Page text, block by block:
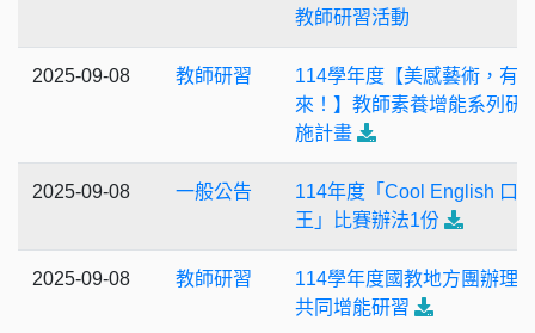
教師研習活動
2025-09-08 教師研習
114學年度【美感藝術，有
來！】教師素養增能系列研
施計畫
2025-09-08 一般公告
114年度「Cool English 口
王」比賽辦法1份
2025-09-08 教師研習
114學年度國教地方團辦理
共同增能研習